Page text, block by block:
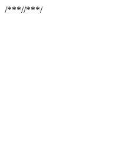
/***//***/